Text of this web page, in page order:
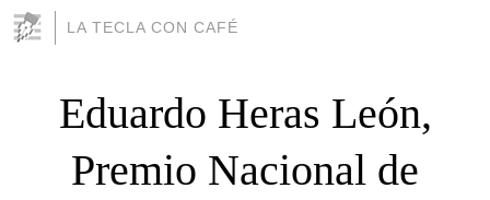
LA TECLA CON CAFÉ
Eduardo Heras León,
Premio Nacional de